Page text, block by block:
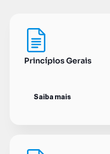
Princípios Gerais
Saiba mais